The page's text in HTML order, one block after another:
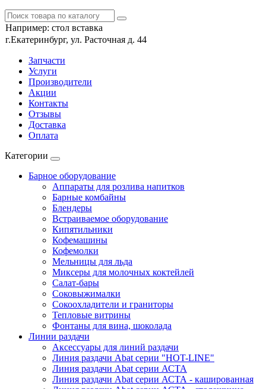
Например: стол вставка
г.Екатеринбург, ул. Расточная д. 44
Запчасти
Услуги
Производители
Акции
Контакты
Отзывы
Доставка
Оплата
Категории
Барное оборудование
Аппараты для розлива напитков
Барные комбайны
Блендеры
Встраиваемое оборудование
Кипятильники
Кофемашины
Кофемолки
Мельницы для льда
Миксеры для молочных коктейлей
Салат-бары
Соковыжималки
Сокоохладители и граниторы
Тепловые витрины
Фонтаны для вина, шоколада
Линии раздачи
Аксессуары для линий раздачи
Линия раздачи Abat серии "HOT-LINE"
Линия раздачи Abat серии АСТА
Линия раздачи Abat серии АСТА - кашированная